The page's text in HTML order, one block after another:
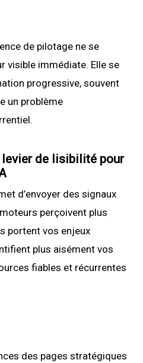
de pilotage ne se
visible immédiate. Elle se
progressive, souvent
un problème
de lisibilité pour
d’envoyer des signaux
perçoivent plus
portent vos enjeux
plus aisément vos
fiables et récurrentes
des pages stratégiques